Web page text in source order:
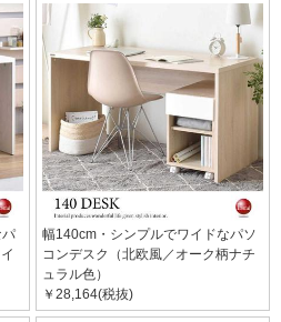
幅140cm・シンプルでワイドなパソ
コンデスク（北欧風／オーク柄ナチ
ュラル色）
￥28,164(税抜)